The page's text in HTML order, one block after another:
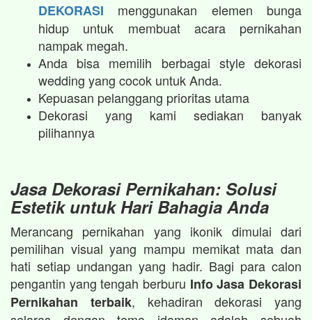
DEKORASI menggunakan elemen bunga
hidup untuk membuat acara pernikahan
nampak megah.​
Anda bisa memilih berbagai style dekorasi
wedding yang cocok untuk Anda.
Kepuasan pelanggang prioritas utama
Dekorasi yang kami sediakan banyak
pilihannya
Jasa Dekorasi Pernikahan: Solusi
Estetik untuk Hari Bahagia Anda
Merancang pernikahan yang ikonik dimulai dari
pemilihan visual yang mampu memikat mata dan
hati setiap undangan yang hadir. Bagi para calon
pengantin yang tengah berburu Info Jasa Dekorasi
Pernikahan terbaik, kehadiran dekorasi yang